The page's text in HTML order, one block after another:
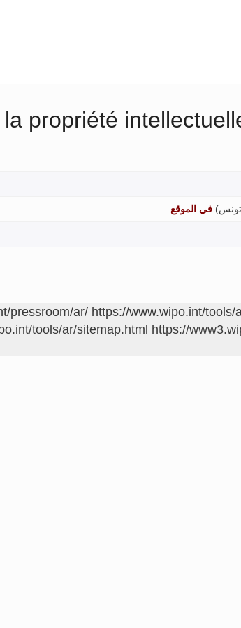
propriété
) في الموقع
pressroom/ar/ https://www.wipo.int/tools/
tools/ar/sitemap.html https://